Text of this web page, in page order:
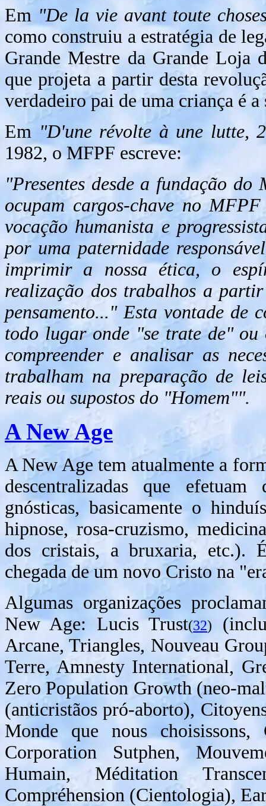
Em "De la vie avant toute
como construiu a estratégia de
Grande Mestre da Grande Loja
que projeta a partir desta
verdadeiro pai de uma criança é
Em "D'une révolte à une lutte,
1982, o MFPF escreve:
"Presentes desde a fundação
ocupam cargos-chave no
vocação humanista e
por uma paternidade
imprimir a nossa ética, o
realização dos trabalhos a
pensamento..." Esta vontade de
todo lugar onde "se trate de" ou
compreender e analisar as
trabalham na preparação de
reais ou supostos do "Homem"".
A New Age
A New Age tem atualmente a
descentralizadas que
gnósticas, basicamente o
hipnose, rosa-cruzismo,
dos cristais, a bruxaria, etc.).
chegada de um novo Cristo na
Algumas organizações
New Age: Lucis Trust(32)
Arcane, Triangles, Nouveau
Terre, Amnesty International,
Zero Population Growth (neo-
(anticristãos pró-aborto),
Monde que nous
Corporation Sutphen,
Humain, Méditation
Compréhension (Cientologia),